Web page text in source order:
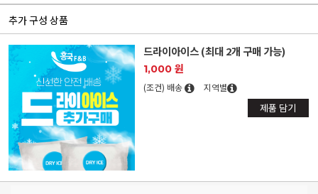
추가 구성 상품
드라이아이스 (최대 2개 구매 가능)
1,000 원
(조건) 배송 지역별
제품 담기